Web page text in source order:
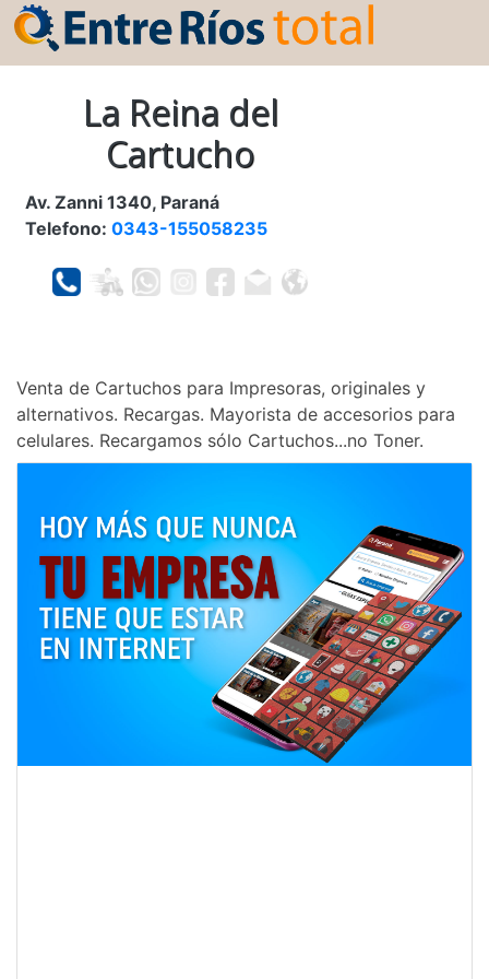
La Reina del
Cartucho
Av. Zanni 1340, Paraná
Telefono: 0343-155058235
Venta de Cartuchos para Impresoras, originales y
alternativos. Recargas. Mayorista de accesorios para
celulares. Recargamos sólo Cartuchos...no Toner.